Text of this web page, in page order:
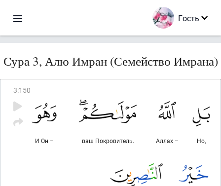
Гость
Сура 3, Алю Имран (Семейство Имрана)
3:150
Но,
Аллах –
ваш Покровитель.
И Он –